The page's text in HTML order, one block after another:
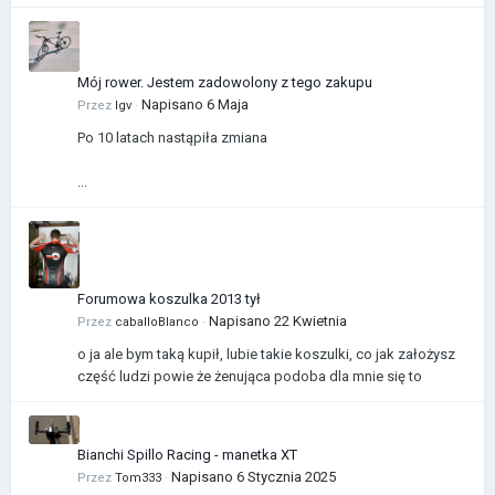
Mój rower. Jestem zadowolony z tego zakupu
Przez Igv · Napisano 6 Maja
Po 10 latach nastąpiła zmiana
Forumowa koszulka 2013 tył
Przez caballoBlanco · Napisano 22 Kwietnia
o ja ale bym taką kupił, lubie takie koszulki, co jak założysz
część ludzi powie że żenująca podoba dla mnie się to
Bianchi Spillo Racing - manetka XT
Przez Tom333 · Napisano 6 Stycznia 2025